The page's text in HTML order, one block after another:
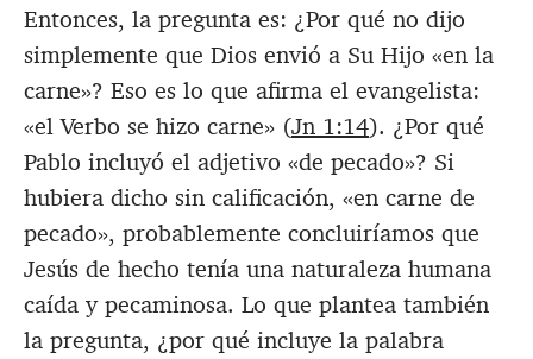
Entonces, la pregunta es: ¿Por qué no dijo
simplemente que Dios envió a Su Hijo «en la
carne»? Eso es lo que afirma el evangelista:
«el Verbo se hizo carne» (Jn 1:14). ¿Por qué
Pablo incluyó el adjetivo «de pecado»? Si
hubiera dicho sin calificación, «en carne de
pecado», probablemente concluiríamos que
Jesús de hecho tenía una naturaleza humana
caída y pecaminosa. Lo que plantea también
la pregunta, ¿por qué incluye la palabra